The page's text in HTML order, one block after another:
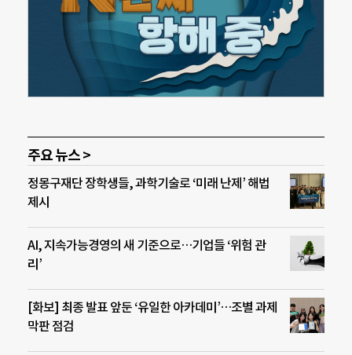
주요 뉴스 >
정몽구재단 장학생들, 과학기술로 ‘미래 난제’ 해법
제시
AI, 지속가능경영의 새 기준으로…기업들 ‘위험 관
리’
[화보] 최종 발표 앞둔 ‘유일한 아카데미’…조별 과제
막판 점검